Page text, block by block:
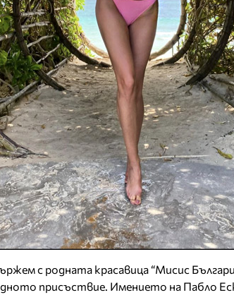
с родната красавица “Мисис
присъствие. Имението на Пабло